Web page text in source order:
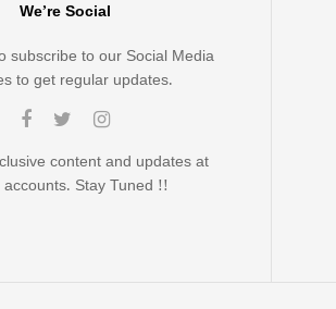
We’re Social
subscribe to our Social Media
to get regular updates.
content and updates at
Stay Tuned !!